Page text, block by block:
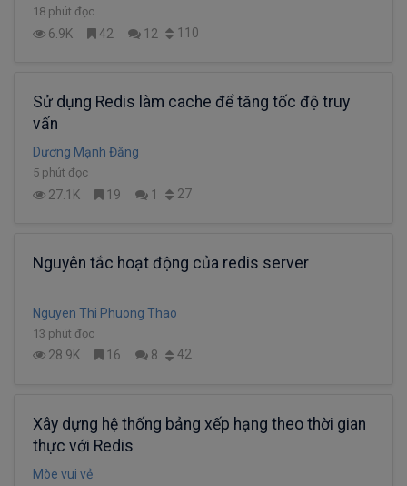
18 phút đọc
6.9K 42 12 110
Sử dụng Redis làm cache để tăng tốc độ truy
vấn
Dương Mạnh Đăng
5 phút đọc
27.1K 19 1 27
Nguyên tắc hoạt động của redis server
Nguyen Thi Phuong Thao
13 phút đọc
28.9K 16 8 42
Xây dựng hệ thống bảng xếp hạng theo thời gian
thực với Redis
Mòe vui vẻ